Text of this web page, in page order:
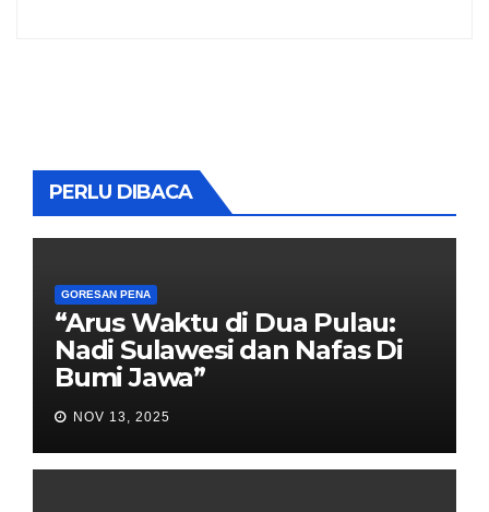
PERLU DIBACA
GORESAN PENA
“Arus Waktu di Dua Pulau:
Nadi Sulawesi dan Nafas Di
Bumi Jawa”
NOV 13, 2025